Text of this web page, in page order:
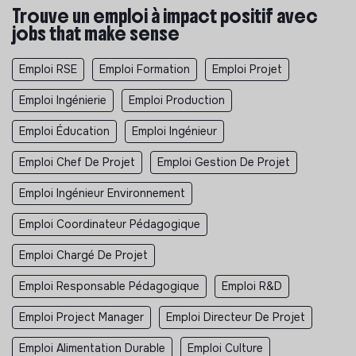
Trouve un emploi à impact positif avec
jobs that make sense
Emploi RSE Emploi Formation Emploi Projet
Emploi Ingénierie Emploi Production
Emploi Éducation Emploi Ingénieur
Emploi Chef De Projet Emploi Gestion De Projet
Emploi Ingénieur Environnement
Emploi Coordinateur Pédagogique
Emploi Chargé De Projet
Emploi Responsable Pédagogique Emploi R&D
Emploi Project Manager Emploi Directeur De Projet
Emploi Alimentation Durable Emploi Culture